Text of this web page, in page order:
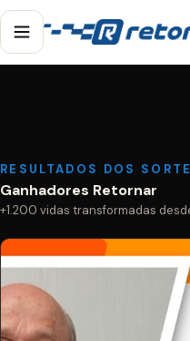
RESULTADOS DOS
Ganhadores Retornar
+1.200 vidas transformadas